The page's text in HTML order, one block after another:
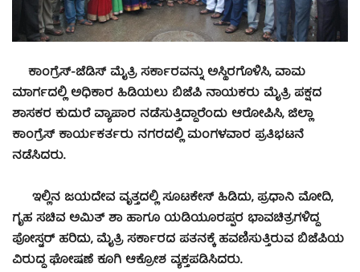
ಕಾಂಗ್ರೆಸ್-ಜೆಡಿಸ್ ಮೈತ್ರಿ ಸರ್ಕಾರವನ್ನು ಅಸ್ಥಿರಗೊಳಿಸಿ, ವಾಮ
ಮಾರ್ಗದಲ್ಲಿ ಅಧಿಕಾರ ಹಿಡಿಯಲು ಬಿಜೆಪಿ ನಾಯಕರು ಮೈತ್ರಿ ಪಕ್ಷದ
ಶಾಸಕರ ಕುದುರೆ ವ್ಯಾಪಾರ ನಡೆಸುತ್ತಿದ್ದಾರೆಂದು ಆರೋಪಿಸಿ, ಜಿಲ್ಲಾ
ಕಾಂಗ್ರೆಸ್ ಕಾರ್ಯಕರ್ತರು ನಗರದಲ್ಲಿ ಮಂಗಳವಾರ ಪ್ರತಿಭಟನೆ
ನಡೆಸಿದರು.
ಇಲ್ಲಿನ ಜಯದೇವ ವೃತ್ತದಲ್ಲಿ ಸೂಟಕೇಸ್ ಹಿಡಿದು, ಪ್ರಧಾನಿ ಮೋದಿ,
ಗೃಹ ಸಚಿವ ಅಮಿತ್ ಶಾ ಹಾಗೂ ಯಡಿಯೂರಪ್ಪರ ಭಾವಚಿತ್ರಗಳಿದ್ದ
ಪೋಸ್ಟರ್ ಹರಿದು, ಮೈತ್ರಿ ಸರ್ಕಾರದ ಪತನಕ್ಕೆ ಹವಣಿಸುತ್ತಿರುವ ಬಿಜೆಪಿಯ
ವಿರುದ್ಧ ಘೋಷಣೆ ಕೂಗಿ ಆಕ್ರೋಶ ವ್ಯಕ್ತಪಡಿಸಿದರು.